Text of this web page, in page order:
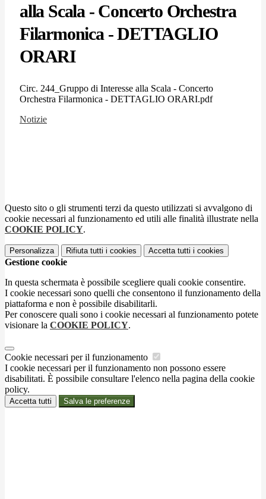
alla Scala - Concerto Orchestra
Filarmonica - DETTAGLIO
ORARI
Circ. 244_Gruppo di Interesse alla Scala - Concerto
Orchestra Filarmonica - DETTAGLIO ORARI.pdf
Notizie
Questo sito o gli strumenti terzi da questo utilizzati si avvalgono di
cookie necessari al funzionamento ed utili alle finalità illustrate nella
COOKIE POLICY.
Personalizza Rifiuta tutti i cookies Accetta tutti i cookies
Gestione cookie
In questa schermata è possibile scegliere quali cookie consentire.
I cookie necessari sono quelli che consentono il funzionamento della
piattaforma e non è possibile disabilitarli.
Per conoscere quali sono i cookie necessari al funzionamento potete
visionare la COOKIE POLICY.
Cookie necessari per il funzionamento
I cookie necessari per il funzionamento non possono essere
disabilitati. È possibile consultare l'elenco nella pagina della cookie
policy.
Accetta tutti Salva le preferenze